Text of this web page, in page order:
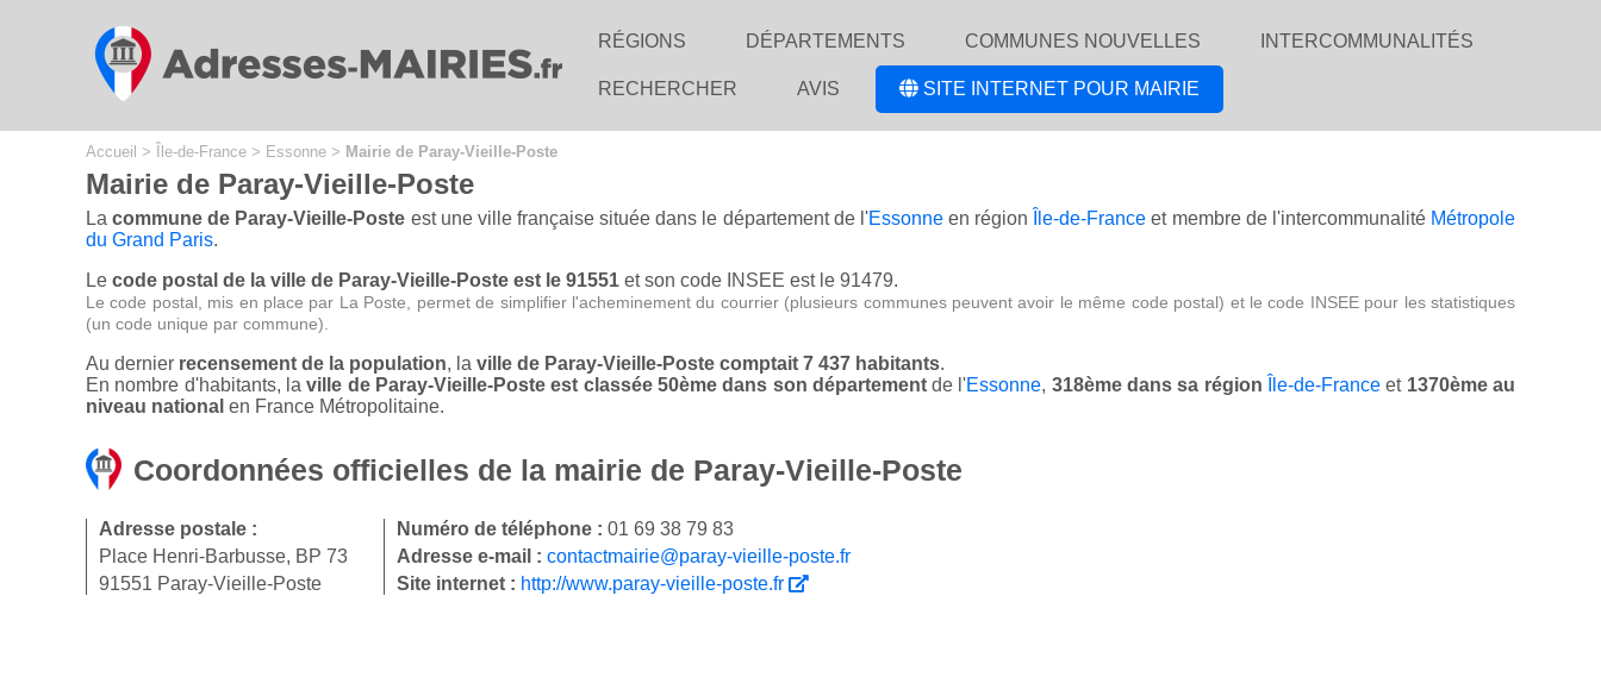
RÉGIONS DÉPARTEMENTS COMMUNES NOUVELLES INTERCOMMUNALITÉS
RECHERCHER AVIS SITE INTERNET POUR MAIRIE
Accueil > Île-de-France > Essonne > Mairie de Paray-Vieille-Poste
Mairie de Paray-Vieille-Poste
Lacommune de Paray-Vieille-Poste est une ville française située dans le département de l'Essonneen région Île-de-France et membre de l'intercommunalité Métropole
du Grand Paris.
Le code postal de la ville de Paray-Vieille-Poste est le 91551 et son code INSEE est le 91479.
Le code postal, mis en place par La Poste, permet de simplifier l'acheminement du courrier (plusieurs communes peuvent avoir le même code postal) et le code INSEE pour les statistiques
(un code unique par commune).
Au dernier recensement de la population, la ville de Paray-Vieille-Poste comptait 7 437 habitants.
En nombre d'habitants, laville de Paray-Vieille-Poste est classée 50ème dans son départementde l'Essonne, 318ème dans sa région Île-de-France et 1370ème au
niveau national en France Métropolitaine.
Coordonnées officielles de la mairie de Paray-Vieille-Poste
Adresse postale :
Place Henri-Barbusse, BP 73
91551 Paray-Vieille-Poste
Numéro de téléphone : 01 69 38 79 83
Adresse e-mail : contactmairie@paray-vieille-poste.fr
Site internet : http://www.paray-vieille-poste.fr